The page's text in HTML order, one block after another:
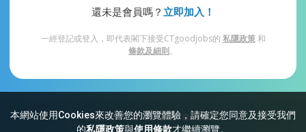
本網站使用Cookies來改善您的瀏覽體驗，請確定您同意及接受我們
的私隱政策與使用條款才繼續瀏覽。
還未是會員嗎？ 立即加入！
一經登記或登入，即代表閣下接受CTgoodjobs的 私隱政策和
條款及細則。
網站索引 常見問題 私隱 條款及細則